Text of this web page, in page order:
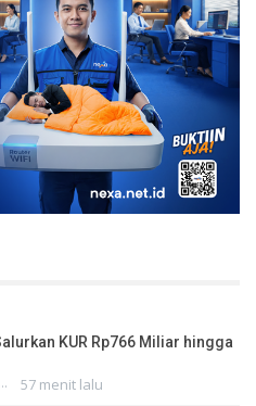
KUR Rp766 Miliar hingga
NANDA RIZKA MAHENDRA 57 menit lalu